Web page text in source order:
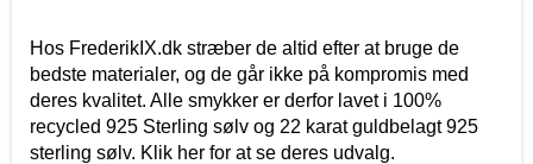
Hos FrederikIX.dk stræber de altid efter at bruge de
bedste materialer, og de går ikke på kompromis med
deres kvalitet. Alle smykker er derfor lavet i 100%
recycled 925 Sterling sølv og 22 karat guldbelagt 925
sterling sølv. Klik her for at se deres udvalg.